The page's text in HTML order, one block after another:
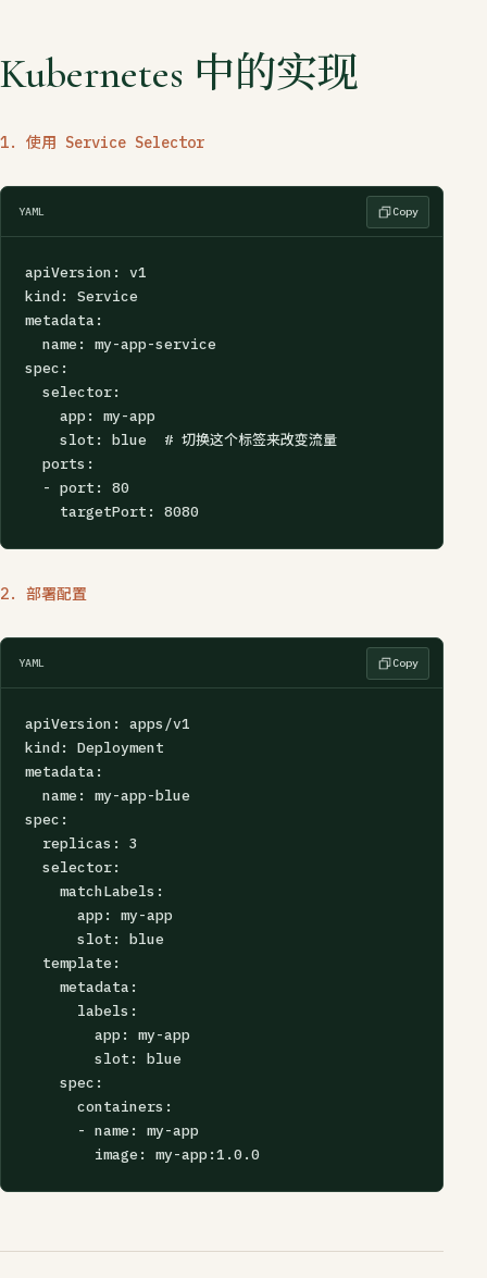
Kubernetes 中的实现
1. 使用 Service Selector
YAML Copy
apiVersion: v1
kind: Service
metadata:
  name: my-app-service
spec:
  selector:
    app: my-app
    slot: blue  # 切换这个标签来改变流量
  ports:
  - port: 80
    targetPort: 8080
2. 部署配置
YAML Copy
apiVersion: apps/v1
kind: Deployment
metadata:
  name: my-app-blue
spec:
  replicas: 3
  selector:
    matchLabels:
      app: my-app
      slot: blue
  template:
    metadata:
      labels:
        app: my-app
        slot: blue
    spec:
      containers:
      - name: my-app
        image: my-app:1.0.0